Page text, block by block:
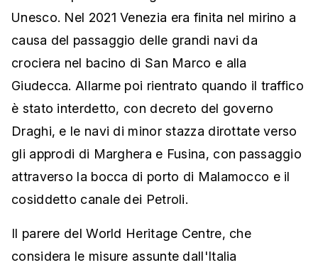
Unesco. Nel 2021 Venezia era finita nel mirino a
causa del passaggio delle grandi navi da
crociera nel bacino di San Marco e alla
Giudecca. Allarme poi rientrato quando il traffico
è stato interdetto, con decreto del governo
Draghi, e le navi di minor stazza dirottate verso
gli approdi di Marghera e Fusina, con passaggio
attraverso la bocca di porto di Malamocco e il
cosiddetto canale dei Petroli.
Il parere del World Heritage Centre, che
considera le misure assunte dall'Italia